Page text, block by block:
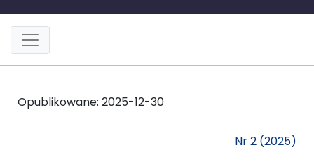
Opublikowane: 2025-12-30
Nr 2 (2025)